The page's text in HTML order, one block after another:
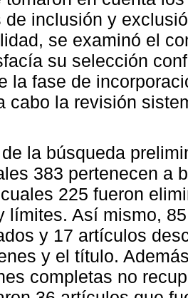
de inclusión y
se examinó el
su selección
la fase de
cabo la revisión
la búsqueda
383 pertenecen a
225 fueron
límites. Así mismo,
y 17 artículos
y el título.
completas no